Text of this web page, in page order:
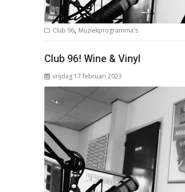
Club 96, Muziekprogramma's
Club 96! Wine & Vinyl
vrijdag 17 februari 2023